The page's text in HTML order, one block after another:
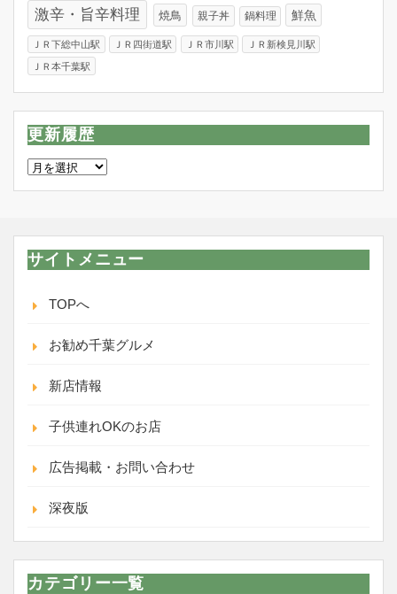
激辛・旨辛料理 焼鳥 親子丼 鍋料理 鮮魚
ＪＲ下総中山駅 ＪＲ四街道駅 ＪＲ市川駅 ＪＲ新検見川駅
ＪＲ本千葉駅
更新履歴
更
サイトメニュー
TOPへ
お勧め千葉グルメ
新店情報
子供連れOKのお店
広告掲載・お問い合わせ
深夜版
カテゴリー一覧